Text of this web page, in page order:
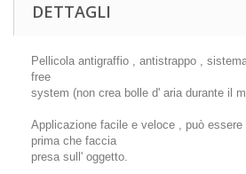
DETTAGLI
Pellicola antigraffio , antistrappo ,
free
system (non crea bolle d' aria durante il
Applicazione facile e veloce , può
prima che faccia
presa sull' oggetto.